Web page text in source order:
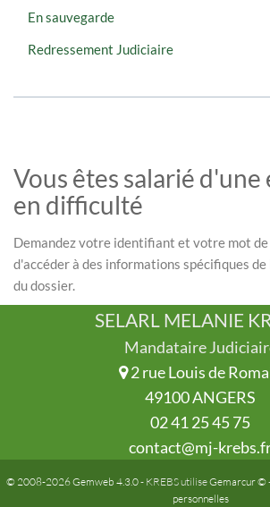
En sauvegarde
Redressement Judiciaire
Vous êtes salarié
en difficulté
Demandez votre identifiant et votre mot de
d'accéder à des informations spécifiques
du dossier.
SELARL MELANIE
Mandataire
2 rue Louis de
49100 ANGERS
02 41 25 45 75
contact@mj-
© 2008-2026 Gemweb 4.3.0- KREBS utiliseGemarcur ©
personnelles